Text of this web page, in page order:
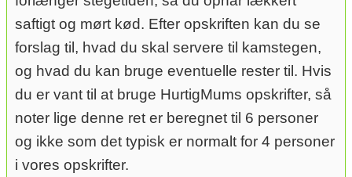
saftigt og mørt kød. Efter opskriften kan du se
forslag til, hvad du skal servere til kamstegen,
og hvad du kan bruge eventuelle rester til. Hvis
du er vant til at bruge HurtigMums opskrifter, så
noter lige denne ret er beregnet til 6 personer
og ikke som det typisk er normalt for 4 personer
i vores opskrifter.